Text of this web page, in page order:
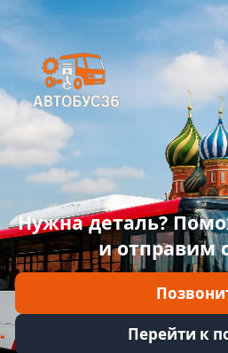
Нужна деталь?
и отправим
Перейти к